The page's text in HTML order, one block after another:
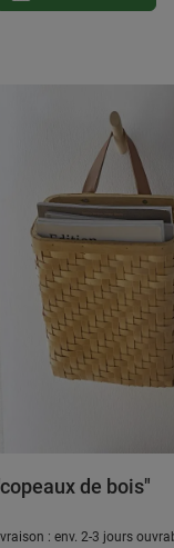
de bois"
: env. 2-3 jours